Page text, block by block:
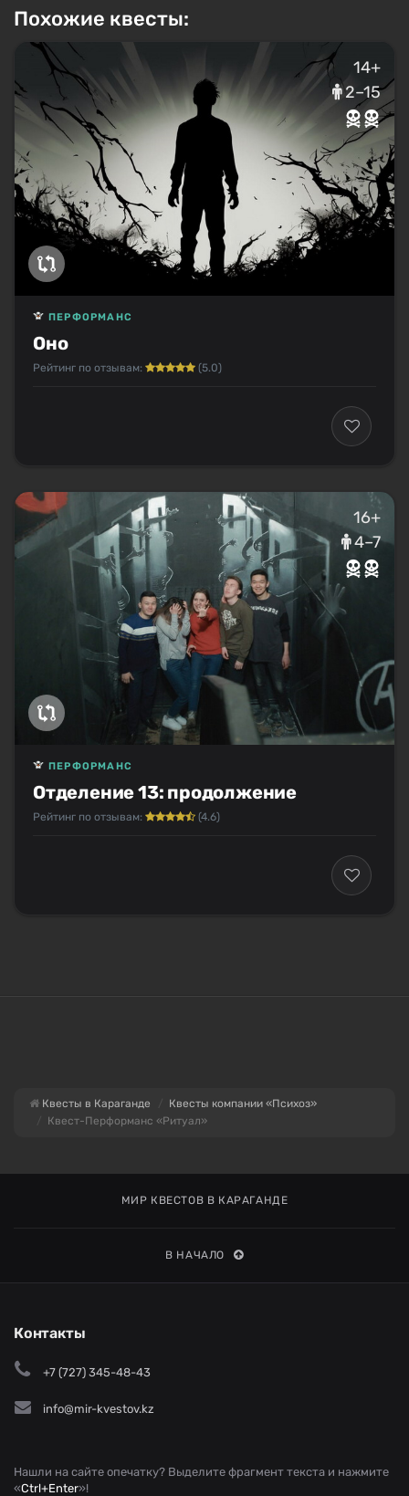
Похожие квесты:
14+
2–15
Оно
ПЕРФОРМАНС
Рейтинг по отзывам: (5.0)
16+
4–7
Отделение 13: продолжение
ПЕРФОРМАНС
Рейтинг по отзывам: (4.6)
Квесты в Караганде
Квесты компании «Психоз»
Квест-Перформанс «Ритуал»
МИР КВЕСТОВ В КАРАГАНДЕ
В НАЧАЛО
Контакты
+7 (727) 345-48-43
info@mir-kvestov.kz
Нашли на сайте опечатку? Выделите фрагмент текста и нажмите
«Ctrl+Enter»!